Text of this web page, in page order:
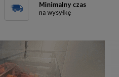
Minimalny czas
na wysyłkę